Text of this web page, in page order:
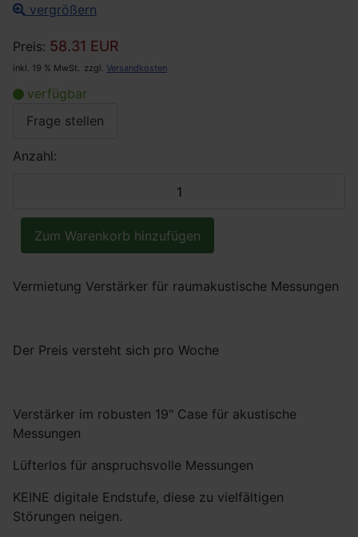
vergrößern
Preis: 58.31 EUR
inkl. 19 % MwSt. zzgl. Versandkosten
verfügbar
Frage stellen
Anzahl:
Vermietung Verstärker für raumakustische Messungen
Der Preis versteht sich pro Woche
Verstärker im robusten 19" Case für akustische
Messungen
Lüfterlos für anspruchsvolle Messungen
KEINE digitale Endstufe, diese zu vielfältigen
Störungen neigen.